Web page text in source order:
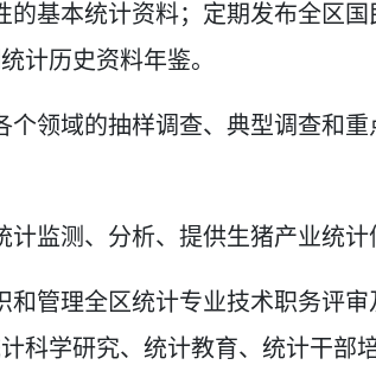
的基本统计资料；定期发布全区
计历史资料年鉴。
个领域的抽样调查、典型调查和
监测、分析、提供生猪产业统计
和管理全区统计专业技术职务评
科学研究、统计教育、统计干部培